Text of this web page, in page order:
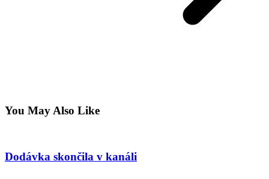
You May Also Like
Dodávka skončila v kanáli